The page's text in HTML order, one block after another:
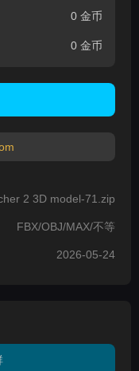
0 金币
0 金币
2 3D model-71.zip
FBX/OBJ/MAX/不等
2026-05-24